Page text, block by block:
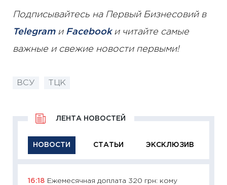
Подписывайтесь на Первый Бизнесовий в
Telegramи Facebookи читайте самые
важные и свежие новости первыми!
ВСУ ТЦК
НОВОСТИ СТАТЬИ ЭКСКЛЮЗИВ
ЛЕНТА НОВОСТЕЙ
16:18 Ежемесячная доплата 320 грн: кому